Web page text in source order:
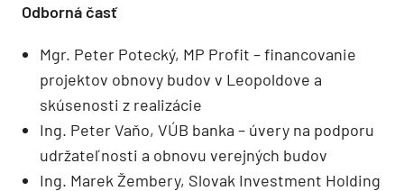
Odborná časť
Mgr. Peter Potecký, MP Profit – financovanie
projektov obnovy budov v Leopoldove a
skúsenosti z realizácie
Ing. Peter Vaňo, VÚB banka – úvery na podporu
udržateľnosti a obnovu verejných budov
Ing. Marek Žembery, Slovak Investment Holding